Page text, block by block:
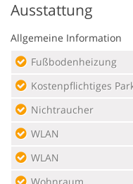
Ausstattung
Allgemeine Information
Fußbodenheizung
Kostenpflichtiges
Nichtraucher
WLAN
WLAN